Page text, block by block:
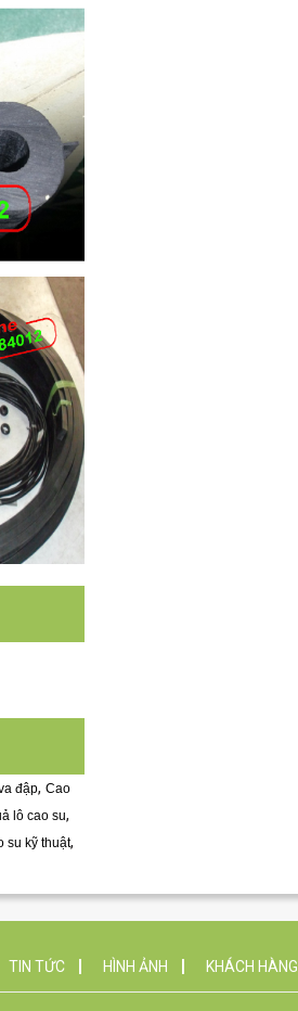
đập, Cao
lô cao su,
su kỹ thuật,
TIN TỨC HÌNH ẢNH KHÁCH HÀNG